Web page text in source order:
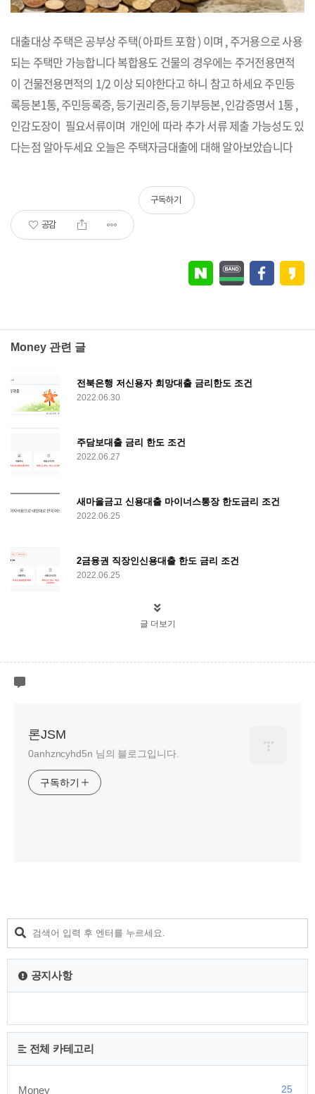
대출대상 주택은 공부상 주택( 아파트 포함 ) 이며 , 주거용으로 사용
되는 주택만 가능합니다 복합용도 건물의 경우에는 주거전용면적
이 건물전용면적의 1/2 이상 되야한다고 하니 참고 하세요 주민등
록등본1통, 주민등록증, 등기권리증, 등기부등본, 인감증명서 1통 ,
인감도장이 필요서류이며 개인에 따라 추가 서류 제출 가능성도 있
다는점 알아두세요 오늘은 주택자금대출에 대해 알아보았습니다
공감
구독하기
Money 관련 글
전북은행 저신용자 희망대출 금리한도 조건
2022.06.30
주담보대출 금리 한도 조건
2022.06.27
새마을금고 신용대출 마이너스통장 한도금리 조건
2022.06.25
2금융권 직장인신용대출 한도 금리 조건
2022.06.25
글 더보기
론JSM
0anhzncyhd5n 님의 블로그입니다.
구독하기
공지사항
전체 카테고리
Money 25